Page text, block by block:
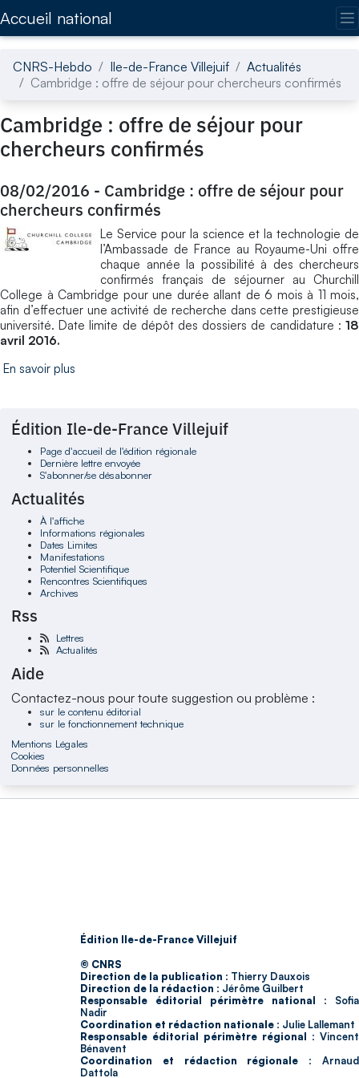
Accueil national
CNRS-Hebdo Ile-de-France Villejuif
Actualités
Cambridge : offre de séjour pour chercheurs confirmés
Cambridge : offre de séjour pour
chercheurs confirmés
08/02/2016 - Cambridge : offre de séjour pour
chercheurs confirmés
Le Service pour la science et la technologie de
l’Ambassade de France au Royaume-Uni offre
chaque année la possibilité à des chercheurs
confirmés français de séjourner au Churchill
College à Cambridge pour une durée allant de 6 mois à 11 mois,
afin d’effectuer une activité de recherche dans cette prestigieuse
université. Date limite de dépôt des dossiers de candidature : 18
avril 2016.
En savoir plus
Édition Ile-de-France Villejuif
Page d'accueil de l'édition régionale
Dernière lettre envoyée
S'abonner/se désabonner
Actualités
À l'affiche
Informations régionales
Dates Limites
Manifestations
Potentiel Scientifique
Rencontres Scientifiques
Archives
Rss
Lettres
Actualités
Aide
Contactez-nous pour toute suggestion ou problème :
sur le contenu éditorial
sur le fonctionnement technique
Mentions Légales
Cookies
Données personnelles
Édition Ile-de-France Villejuif
© CNRS
Direction de la publication : Thierry Dauxois
Direction de la rédaction : Jérôme Guilbert
Responsable éditorial périmètre national : Sofia
Nadir
Coordination et rédaction nationale : Julie Lallemant
Responsable éditorial périmètre régional : Vincent
Bénavent
Coordination et rédaction régionale : Arnaud
Dattola